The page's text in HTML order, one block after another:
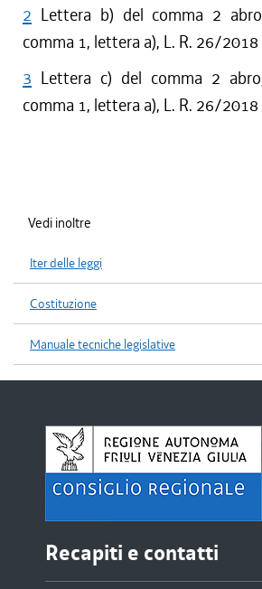
2 Lettera b) del comma 2
comma 1, lettera a), L. R. 26/2018
3 Lettera c) del comma 2
comma 1, lettera a), L. R. 26/2018
Vedi inoltre
Iter delle leggi
Costituzione
Manuale tecniche legislative
Recapiti e contatti